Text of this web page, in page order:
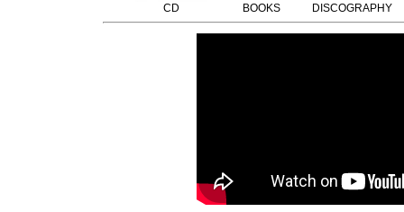
CD BOOKS DISCOGRAPHY